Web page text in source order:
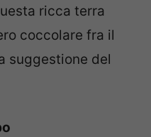
ricca terra
coccolare fra il
suggestione del